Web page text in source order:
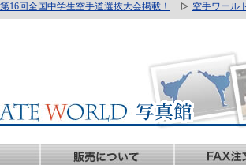
16回全国中学生空手道選抜大会掲載！ 空手ワール